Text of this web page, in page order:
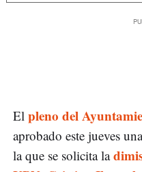
El pleno del
aprobado este jueves
la que se solicita la